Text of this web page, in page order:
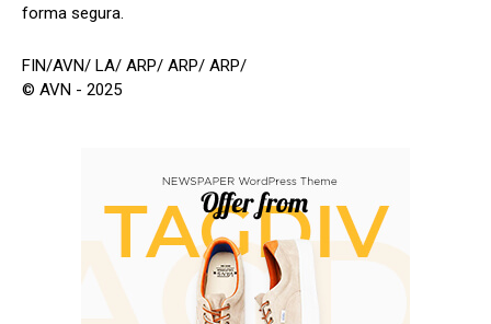
forma segura.
FIN/AVN/ LA/ ARP/ ARP/ ARP/
© AVN - 2025